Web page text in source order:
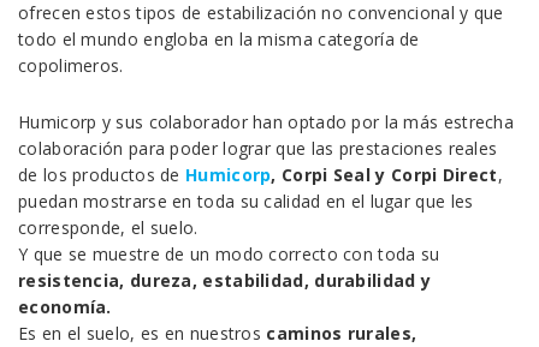
ofrecen estos tipos de estabilización no convencional y que
todo el mundo engloba en la misma categoría de
copolimeros.
Humicorp y sus colaborador han optado por la más estrecha
colaboración para poder lograr que las prestaciones reales
de los productos de Humicorp, Corpi Seal y Corpi Direct,
puedan mostrarse en toda su calidad en el lugar que les
corresponde, el suelo.
Y que se muestre de un modo correcto con toda su
resistencia, dureza, estabilidad, durabilidad y
economía.
Es en el suelo, es en nuestros caminos rurales,